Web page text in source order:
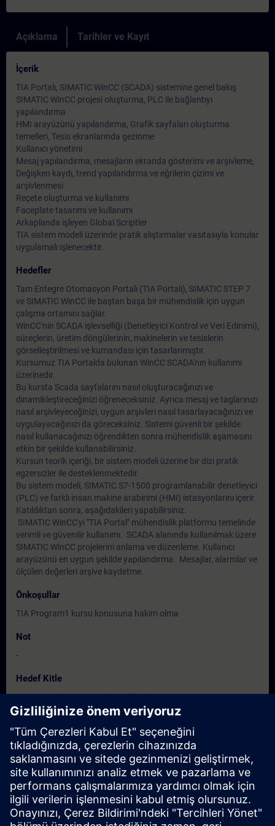
Açıklama Tarihler ve Kayıt
İçerik
TIA Portalı, SIMATIC WinCC (SCADA) sistemine genel bakış
SIMATIC WinCC projesi oluşturma, PLC ile bağlantıyı
yapılandırma
HMI arayüzünü yapılandırma, Grafik sayfaları oluşturma
temelleri, Tesis ekranlarında gezinme
Kullanıcı yönetimi
Mesaj yapılandırma, mesajların ekranda gösterimi ve arşivleme,
Değişken kaydı, trend yapılandırma ve eğrilerin çizimi ve
arşivlenmesi
Reçete oluşturma ve kullanımı
Faceplate tasarımı ve kullanımı
Arkaplanda işleyen Global Scriptler
TIA sistem modeli üzerinde pratik alıştırmalar vasıtasıyla konular
uygulamalı işlenecektir.
Hedefler
Tam Entegre Otomasyon Portalı (TIA Portalı), SIMATIC STEP 7
ve SIMATIC WinCC ile baştan başa bir mühendislik için uygun
çalışma ortamını sağlar.
WinCC'nin SCADA işlevselliği (Denetleyici Kontrol ve Veri Edinimi),
süreçlerin, üretim döngülerinin, makinelerin ve tesislerin
görselleştirilmesi ve kumandası için tasarlanmıştır.
Kursumuz TIA Portalda bulunan WinCC SCADA'nın kullanımı
üzerinedir.
Bu kursta Scada sayfalarını nasıl oluşturacağınızı ve
dinamikleştireceğinizi öğreneceksiniz. Ayrıca mesaj ve taglarınızı
nasıl arşivleyeceğinizi, uygun arşivleri nasıl tasarlayacağınızı ve
uygulayacağınızı da göreceksiniz. Sistemi güvenli bir şekilde
nasıl kullanacağınızı öğrendikten sonra mühendislik aşamasını
etkin bir şekilde kullanabilirsiniz.
Kursun teorik içeriği, bir sistem modeli üzerine bir dizi pratik
egzersizler ile desteklenmektedir.
Bu sistem modeli, SIMATIC S7-1500 programlanabilir denetleyici
(PLC) ve farklı insan makine arabirimi (HMI) istasyonlarını içerir.
Katıldıktan sonra, aşağıdakileri yapabilirsiniz:
SIMATIC WinCC'yi "TIA Portal" mühendislik platformu temelinde
verimli ve güvenilir kullanımı. SCADA alanında kullanılmak üzere
SIMATIC WinCC projelerini anlama ve düzenleme. Kullanıcı
arayüzünü en uygun şekilde yapılandırma. Mesajlar, alarmlar ve
ölçülen değerleri arşive kaydetme.
Önkoşullar
TIA Program1 kursu konusuna hakim olma
Not
-
Hedef Kitle
Programcılar, Devreye alma Mühendisleri
Bakım Personeli, Servis Personeli
Kullanıcılar
Tarihler ve Kayıt
Şu anda mevcut etkinlik yok
Kendinizi talep listesine ekleyin ve yeni tarihler açıklandığında
hemen bildirim gönderelim.